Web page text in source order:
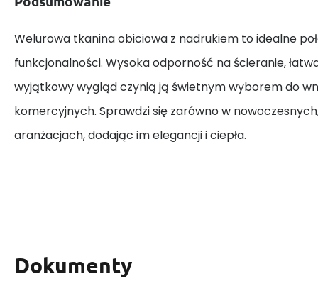
Welurowa tkanina obiciowa z nadrukiem to idealne
funkcjonalności. Wysoka odporność na ścieranie,
wyjątkowy wygląd czynią ją świetnym wyborem do
komercyjnych. Sprawdzi się zarówno w
aranżacjach, dodając im elegancji i ciepła.
Dokumenty